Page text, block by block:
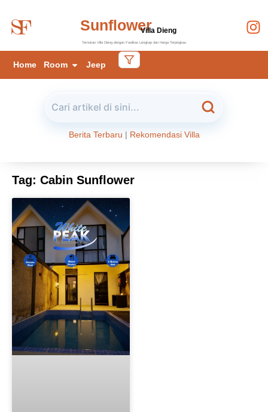
SunflowerVilla Dieng
Temukan Villa Dieng dengan Fasilitas Lengkap dan Harga Terjangkau
Home Room Jeep
Berita Terbaru | Rekomendasi Villa
Tag: Cabin Sunflower